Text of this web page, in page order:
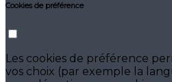
Cookies de préférence
Les cookies de préférence
vos choix (par exemple la